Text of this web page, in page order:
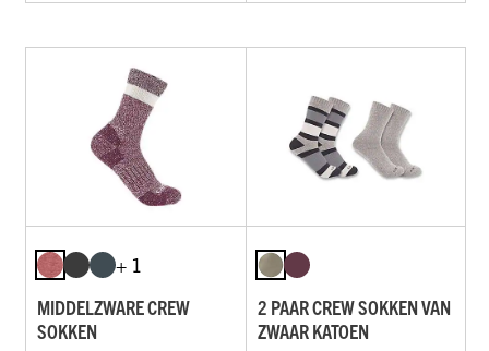
+ 1
MIDDELZWARE CREW
SOKKEN
2 PAAR CREW SOKKEN VAN
ZWAAR KATOEN